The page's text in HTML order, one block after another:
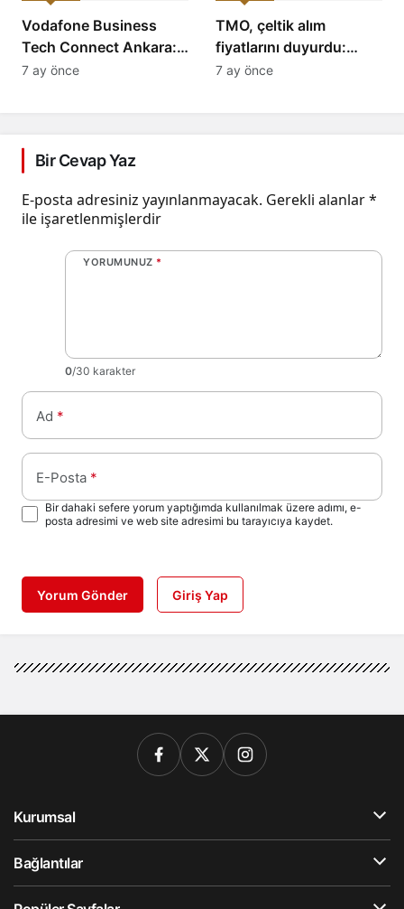
Vodafone Business
Tech Connect Ankara:
Teknoloji Devrimi
7 ay önce
TMO, çeltik alım
fiyatlarını duyurdu:
Baldo, cammeo ve
7 ay önce
Bir Cevap Yaz
E-posta adresiniz yayınlanmayacak. Gerekli alanlar*
ile işaretlenmişlerdir
YORUMUNUZ *
0/30 karakter
Ad *
E-Posta *
Bir dahaki sefere yorum yaptığımda kullanılmak üzere adımı, e-
posta adresimi ve web site adresimi bu tarayıcıya kaydet.
Yorum Gönder Giriş Yap
Kurumsal
Bağlantılar